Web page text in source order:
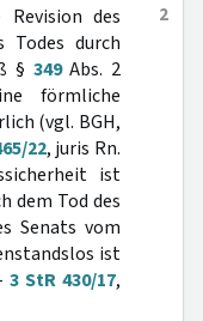
2
des
Todes durch
§ 349Abs. 2
förmliche
(vgl. BGH,
22, juris Rn.
ist
dem Tod des
Senats vom
ist
3 StR 430/17,